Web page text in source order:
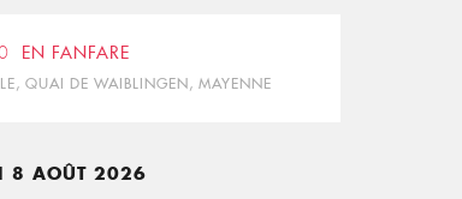
EN FANFARE
QUAI DE WAIBLINGEN, MAYENNE
8 AOÛT 2026